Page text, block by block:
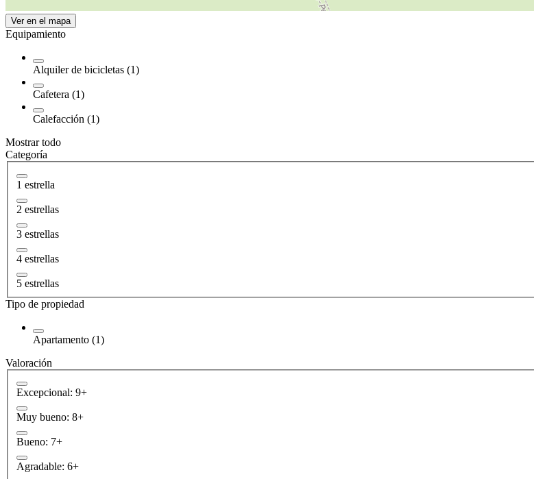
Ver en el mapa
Equipamiento
Alquiler de bicicletas (1)
Cafetera (1)
Calefacción (1)
Mostrar todo
Categoría
1 estrella
2 estrellas
3 estrellas
4 estrellas
5 estrellas
Tipo de propiedad
Apartamento (1)
Valoración
Excepcional: 9+
Muy bueno: 8+
Bueno: 7+
Agradable: 6+